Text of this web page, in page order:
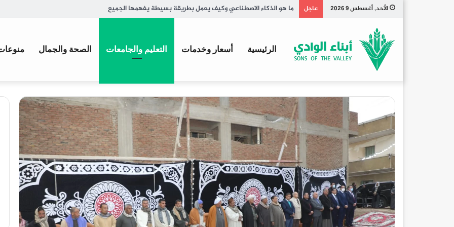
الأحد, أغسطس 9 2026 عاجل لماذا أصبح تحسين الظهور المحلي ضرورة للشركات الصغيرة في مصر؟
الرئيسية أسعار وخدمات التعليم والجامعات الصحة والجمال